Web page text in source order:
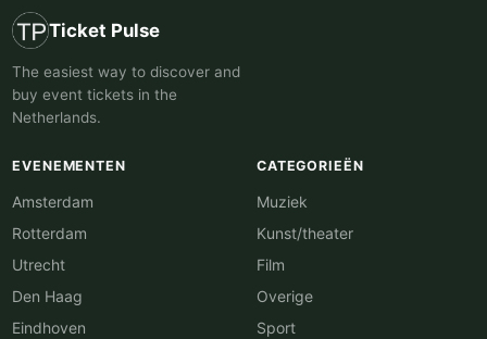
Ticket Pulse
The easiest way to discover and
buy event tickets in the
Netherlands.
EVENEMENTEN
Amsterdam
Rotterdam
Utrecht
Den Haag
Eindhoven
CATEGORIEËN
Muziek
Kunst/theater
Film
Overige
Sport